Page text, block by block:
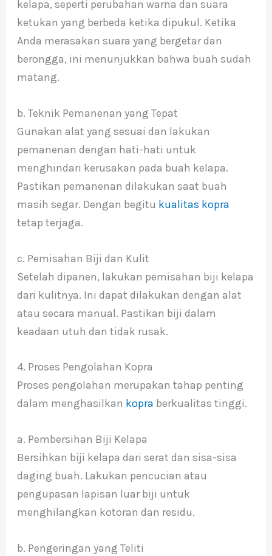
kelapa, seperti perubahan warna dan suara
ketukan yang berbeda ketika dipukul. Ketika
Anda merasakan suara yang bergetar dan
berongga, ini menunjukkan bahwa buah sudah
matang.
b. Teknik Pemanenan yang Tepat
Gunakan alat yang sesuai dan lakukan
pemanenan dengan hati-hati untuk
menghindari kerusakan pada buah kelapa.
Pastikan pemanenan dilakukan saat buah
masih segar. Dengan begitu kualitas kopra
tetap terjaga.
c. Pemisahan Biji dan Kulit
Setelah dipanen, lakukan pemisahan biji kelapa
dari kulitnya. Ini dapat dilakukan dengan alat
atau secara manual. Pastikan biji dalam
keadaan utuh dan tidak rusak.
4. Proses Pengolahan Kopra
Proses pengolahan merupakan tahap penting
dalam menghasilkan kopra berkualitas tinggi.
a. Pembersihan Biji Kelapa
Bersihkan biji kelapa dari serat dan sisa-sisa
daging buah. Lakukan pencucian atau
pengupasan lapisan luar biji untuk
menghilangkan kotoran dan residu.
b. Pengeringan yang Teliti